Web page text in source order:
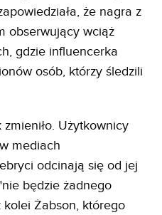
że nagra z
obserwujący wciąż
gdzie influencerka
osób, którzy śledzili
Użytkownicy
mediach
odcinają się od jej
będzie żadnego
Żabson, którego